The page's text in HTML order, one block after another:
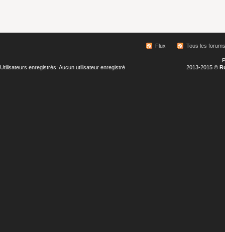
Flux Tous les forums
Utilisateurs enregistrés: Aucun utilisateur enregistré
2013-2015 ©